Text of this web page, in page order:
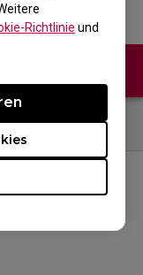
Richtlinie und